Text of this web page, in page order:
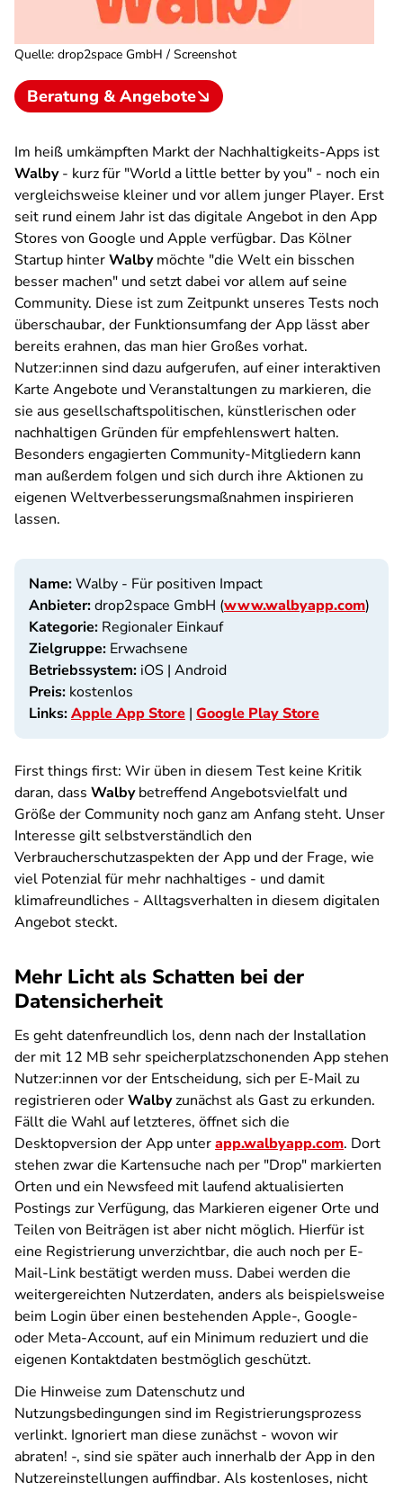
Quelle: drop2space GmbH / Screenshot
Beratung & Angebote
Im heiß umkämpften Markt der Nachhaltigkeits-Apps ist
Walby- kurz für "World a little better by you" - noch ein
vergleichsweise kleiner und vor allem junger Player. Erst
seit rund einem Jahr ist das digitale Angebot in den App
Stores von Google und Apple verfügbar. Das Kölner
Startup hinterWalbymöchte "die Welt ein bisschen
besser machen" und setzt dabei vor allem auf seine
Community. Diese ist zum Zeitpunkt unseres Tests noch
überschaubar, der Funktionsumfang der App lässt aber
bereits erahnen, das man hier Großes vorhat.
Nutzer:innen sind dazu aufgerufen, auf einer interaktiven
Karte Angebote und Veranstaltungen zu markieren, die
sie aus gesellschaftspolitischen, künstlerischen oder
nachhaltigen Gründen für empfehlenswert halten.
Besonders engagierten Community-Mitgliedern kann
man außerdem folgen und sich durch ihre Aktionen zu
eigenen Weltverbesserungsmaßnahmen inspirieren
lassen.
Name:Walby - Für positiven Impact
Anbieter:drop2space GmbH (www.walbyapp.com)
Kategorie: Regionaler Einkauf
Zielgruppe: Erwachsene
Betriebssystem: iOS | Android
Preis: kostenlos
Links:Apple App Store | Google Play Store
First things first: Wir üben in diesem Test keine Kritik
daran, dass Walbybetreffend Angebotsvielfalt und
Größe der Community noch ganz am Anfang steht. Unser
Interesse gilt selbstverständlich den
Verbraucherschutzaspekten der App und der Frage, wie
viel Potenzial für mehr nachhaltiges - und damit
klimafreundliches - Alltagsverhalten in diesem digitalen
Angebot steckt.
Mehr Licht als Schatten bei der
Datensicherheit
Es geht datenfreundlich los, denn nach der Installation
der mit 12 MB sehr speicherplatzschonenden App stehen
Nutzer:innen vor der Entscheidung, sich per E-Mail zu
registrieren oderWalbyzunächst als Gast zu erkunden.
Fällt die Wahl auf letzteres, öffnet sich die
Desktopversion der App unterapp.walbyapp.com. Dort
stehen zwar die Kartensuche nach per "Drop" markierten
Orten und ein Newsfeed mit laufend aktualisierten
Postings zur Verfügung, das Markieren eigener Orte und
Teilen von Beiträgen ist aber nicht möglich. Hierfür ist
eine Registrierung unverzichtbar, die auch noch per E-
Mail-Link bestätigt werden muss. Dabei werden die
weitergereichten Nutzerdaten, anders als beispielsweise
beim Login über einen bestehenden Apple-, Google-
oder Meta-Account, auf ein Minimum reduziert und die
eigenen Kontaktdaten bestmöglich geschützt.
Die Hinweise zum Datenschutz und
Nutzungsbedingungen sind im Registrierungsprozess
verlinkt. Ignoriert man diese zunächst - wovon wir
abraten! -, sind sie später auch innerhalb der App in den
Nutzereinstellungen auffindbar. Als kostenloses, nicht